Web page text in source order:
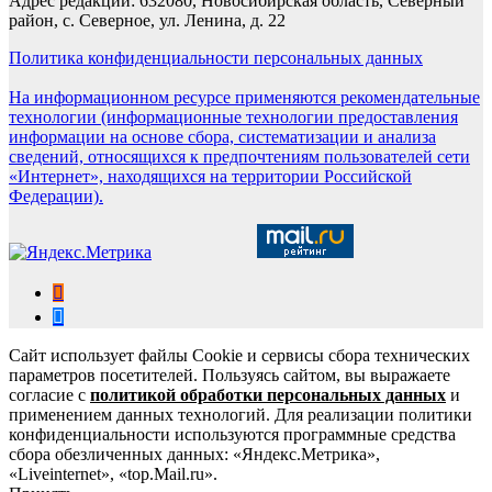
район, с. Северное, ул. Ленина, д. 22
Политика конфиденциальности персональных данных
На информационном ресурсе применяются рекомендательные
технологии (информационные технологии предоставления
информации на основе сбора, систематизации и анализа
сведений, относящихся к предпочтениям пользователей сети
«Интернет», находящихся на территории Российской
Федерации).
Сайт использует файлы Cookie и сервисы сбора технических
параметров посетителей. Пользуясь сайтом, вы выражаете
согласие с политикой обработки персональных данных и
применением данных технологий. Для реализации политики
конфиденциальности используются программные средства
сбора обезличенных данных: «Яндекс.Метрика»,
«Liveinternet», «top.Mail.ru».